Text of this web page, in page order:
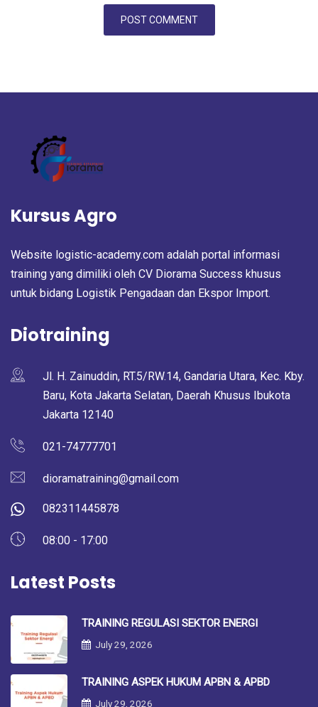
Kursus Agro
Website logistic-academy.com adalah portal informasi
training yang dimiliki oleh CV Diorama Success khusus
untuk bidang Logistik Pengadaan dan Ekspor Import.
Diotraining
Jl. H. Zainuddin, RT.5/RW.14, Gandaria Utara, Kec. Kby.
Baru, Kota Jakarta Selatan, Daerah Khusus Ibukota
Jakarta 12140
021-74777701
dioramatraining@gmail.com
082311445878
08:00 - 17:00
Latest Posts
TRAINING REGULASI SEKTOR ENERGI
July 29, 2026
TRAINING ASPEK HUKUM APBN & APBD
July 29, 2026